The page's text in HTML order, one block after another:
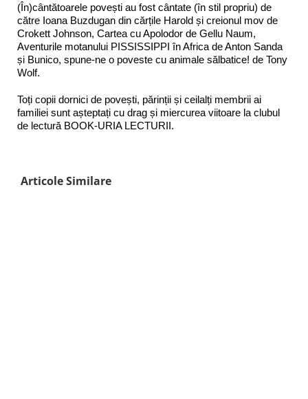
(În)cântătoarele povești au fost cântate (în stil propriu) de
către Ioana Buzdugan din cărțile Harold și creionul mov de
Crokett Johnson, Cartea cu Apolodor de Gellu Naum,
Aventurile motanului PISSISSIPPI în Africa de Anton Sanda
și Bunico, spune-ne o poveste cu animale sălbatice! de Tony
Wolf.
Toți copii dornici de povești, părinții și ceilalți membrii ai
familiei sunt așteptați cu drag și miercurea viitoare la clubul
de lectură BOOK-URIA LECTURII.
Articole Similare